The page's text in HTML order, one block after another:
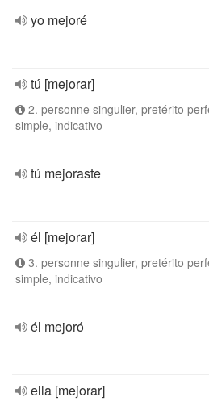
yo mejoré
tú [mejorar]
2. personne singulier, pretérito
simple, indicativo
tú mejoraste
él [mejorar]
3. personne singulier, pretérito
simple, indicativo
él mejoró
ella [mejorar]